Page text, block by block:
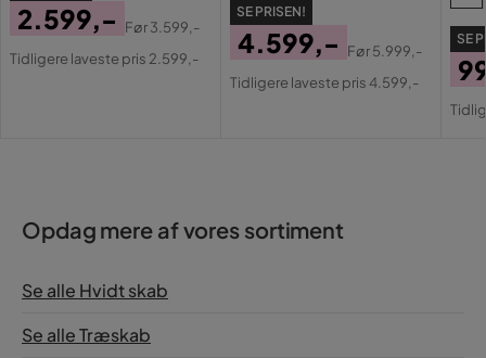
Pris
2.599,-
Original
Før3.599,-
Tidligere laveste pris 2.599,-
SE PRISEN!
Pris
4.599,-
Original
Før5.999,-
Tidligere laveste pris 4.599,-
SE
Opdag mere af vores sortiment
Se alle Hvidt skab
Se alle Træskab